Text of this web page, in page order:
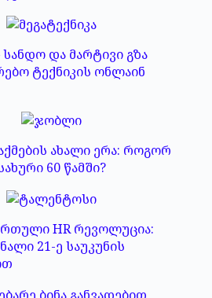
სანდო და მარტივი გზა
ტექნიკის ონლაინ
ახალი ერა: როგორ
60 წამში?
HR რევოლუცია:
21-ე საუკუნის